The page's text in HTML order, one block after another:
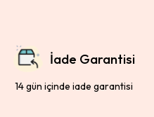
İade Garantisi
14 gün içinde iade garantisi